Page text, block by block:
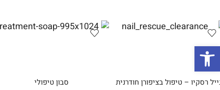
רסקיו – טיפול בציפורן חודרנית סבון טיפולי
פתח סרגל נגישות